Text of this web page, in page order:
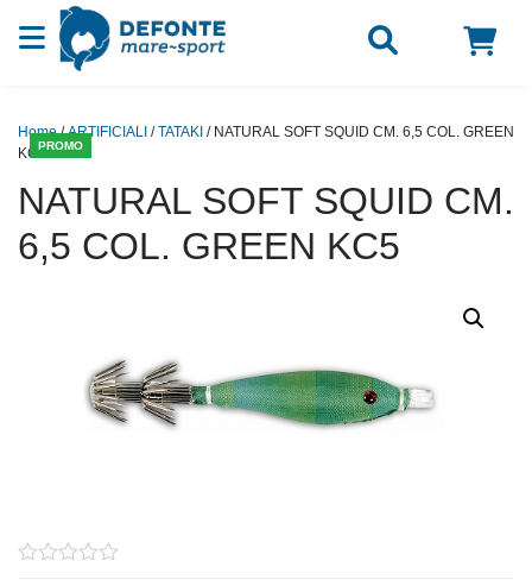
Vai al contenuto
PROMO
Home/ARTIFICIALI /TATAKI / NATURAL SOFT SQUID CM. 6,5 COL. GREEN
KC5
NATURAL SOFT SQUID CM.
6,5 COL. GREEN KC5